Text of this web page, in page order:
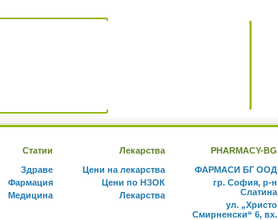
Статии
Здраве
Фармация
Медицина
Лекарства
Цени на лекарства
Цени по НЗОК
Лекарства
PHARMACY-BG
ФАРМАСИ БГ ООД
гр. София, р-н
Слатина
ул. „Христо
Смирненски“ 6, вх.